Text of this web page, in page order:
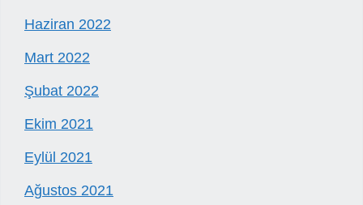
Haziran 2022
Mart 2022
Şubat 2022
Ekim 2021
Eylül 2021
Ağustos 2021